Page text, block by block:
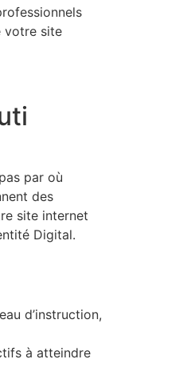
votre site
par où
des
site internet
Digital.
d’instruction,
à atteindre